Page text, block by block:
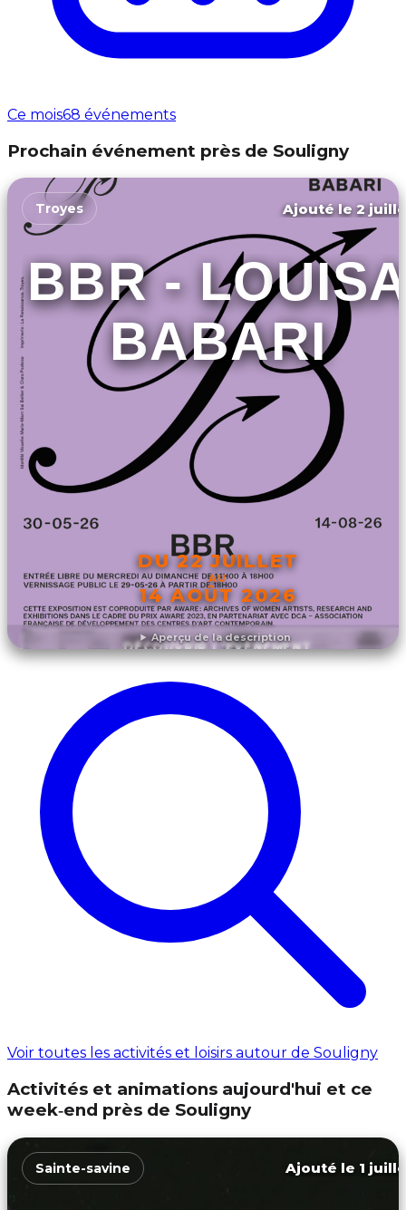
Ce mois68 événements
Prochain événement près de Souligny
Aperçu de la description
Troyes Ajouté le 2
BBR -
BABARI
DU 22 JUILLET
AU
14 AOÛT 2026
DÉCOUVRIR L'ÉVÉNEMENT
Voir toutes les activités et loisirs autour de Souligny
Activités et animations aujourd'hui et ce
week‑end près de Souligny
Sainte-savine Ajouté le 1